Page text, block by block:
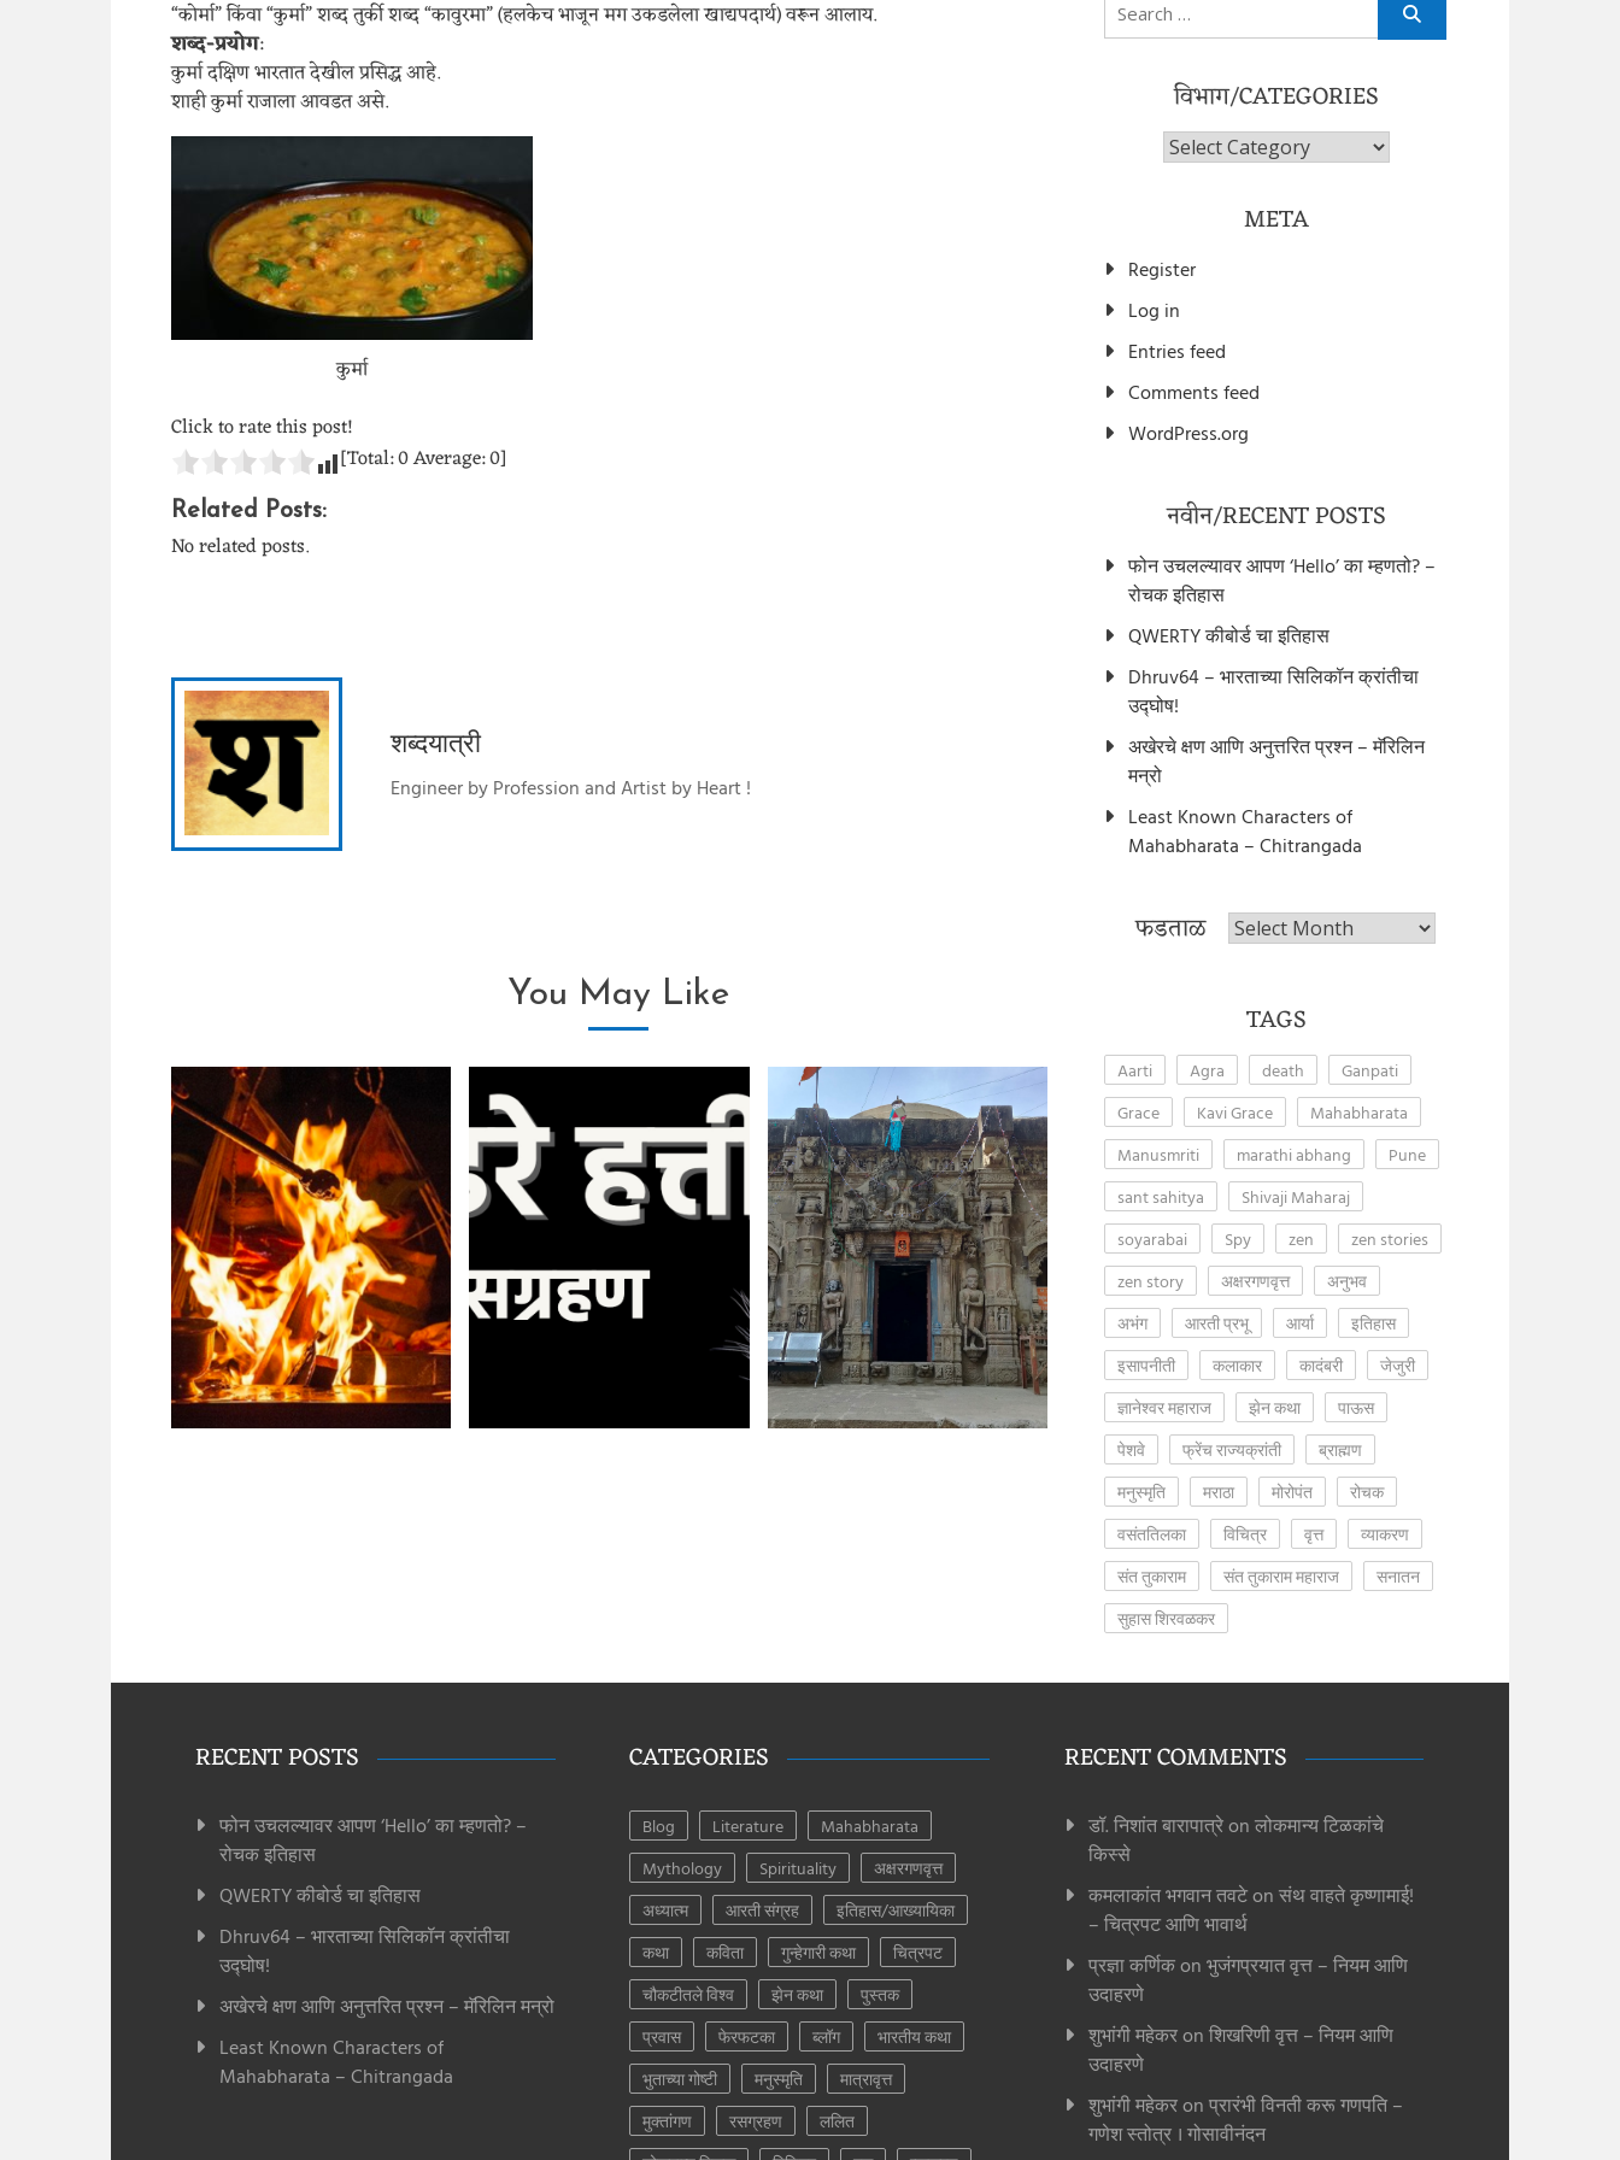
“कोर्मा” किंवा “कुर्मा” शब्द तुर्की शब्द “कावुरमा” (हलकेच भाजून मग उकडलेला खाद्यपदार्थ) वरून आलाय.
शब्द-प्रयोग:
कुर्मा दक्षिण भारतात देखील प्रसिद्ध आहे.
शाही कुर्मा राजाला आवडत असे.
कुर्मा
Click to rate this post!
[Total:0Average:0]
Related Posts:
No related posts.
शब्दयात्री
Engineer by Profession and Artist by Heart !
You May Like
for:
विभाग/CATEGORIES
विभाग/Categories
META
Register
Log in
Entries feed
Comments feed
WordPress.org
नवीन/RECENT POSTS
फोन उचलल्यावर आपण ‘Hello’ का म्हणतो? –
रोचक इतिहास
QWERTY कीबोर्ड चा इतिहास
Dhruv64 – भारताच्या सिलिकॉन क्रांतीचा
उद्घोष!
अखेरचे क्षण आणि अनुत्तरित प्रश्न – मॅरिलिन
मन्रो
Least Known Characters of
Mahabharata – Chitrangada
फडताळ फडताळ
TAGS
Aarti Agra death
Ganpati
Grace
Kavi Grace
Mahabharata
Manusmriti
marathi abhang
Pune
sant sahitya
Shivaji Maharaj
soyarabai
Spy zen
zen stories
zen story
अक्षरगणवृत्त
अनुभव
अभंग
आरती प्रभू आर्या
इतिहास
इसापनीती
कलाकार कादंबरी
जेजुरी
ज्ञानेश्वर महाराज
झेन कथा
पाऊस
पेशवे
फ्रेंच राज्यक्रांती
ब्राह्मण
मनुस्मृति
मराठा मोरोपंत
रोचक
वसंततिलका
विचित्र वृत्त
व्याकरण
संत तुकाराम
संत तुकाराम महाराज
सनातन
सुहास शिरवळकर
RECENT POSTS
फोन उचलल्यावर आपण ‘Hello’ का म्हणतो? –
रोचक इतिहास
QWERTY कीबोर्ड चा इतिहास
Dhruv64 – भारताच्या सिलिकॉन क्रांतीचा
उद्घोष!
अखेरचे क्षण आणि अनुत्तरित प्रश्न – मॅरिलिन मन्रो
Least Known Characters of
Mahabharata – Chitrangada
CATEGORIES
Blog Literature
Mahabharata
Mythology
Spirituality
अक्षरगणवृत्त
अध्यात्म
आरती संग्रह
इतिहास/आख्यायिका
कथा
कविता गुन्हेगारी कथा
चित्रपट
चौकटीतले विश्व
झेन कथा
पुस्तक
प्रवास
फेरफटका ब्लॉग
भारतीय कथा
भुताच्या गोष्टी
मनुस्मृति
मात्रावृत्त
मुक्तांगण
रसग्रहण
ललित
RECENT COMMENTS
डॉ. निशांत बारापात्रेon लोकमान्य टिळकांचे
किस्से
कमलाकांत भगवान तवटेon संथ वाहते कृष्णामाई!
– चित्रपट आणि भावार्थ
प्रज्ञा कर्णिकon भुजंगप्रयात वृत्त – नियम आणि
उदाहरणे
शुभांगी महेकरon शिखरिणी वृत्त – नियम आणि
उदाहरणे
शुभांगी महेकरon प्रारंभी विनती करू गणपति –
गणेश स्तोत्र । गोसावीनंदन